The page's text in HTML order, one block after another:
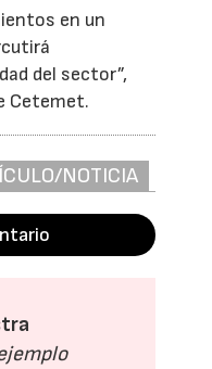
en un
del sector”,
Cetemet.
NOTICIA